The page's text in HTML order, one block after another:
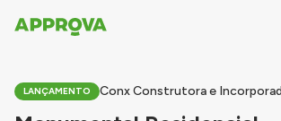
LANÇAMENTO Conx Construtora e